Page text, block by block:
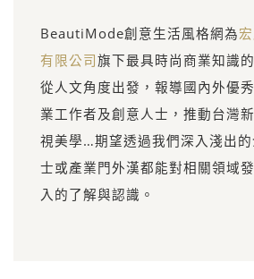
BeautiMode創意生活風格網為
有限公司旗下最具時尚商業知識
從人文角度出發，報導國內外優
業工作者及創意人士，推動台灣
視美學…期望透過我們深入淺出的
士或產業門外漢都能對相關領域
入的了解與認識。